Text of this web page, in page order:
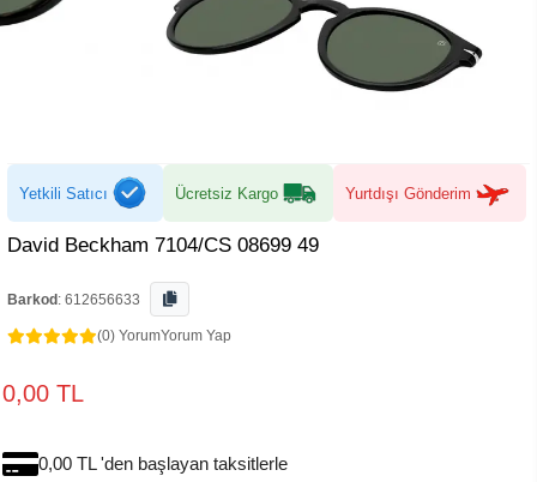
Yetkili Satıcı Ücretsiz Kargo Yurtdışı Gönderim
David Beckham 7104/CS 08699 49
Barkod : 612656633
(0) YorumYorum Yap
0,00 TL
0,00 TL 'den başlayan taksitlerle